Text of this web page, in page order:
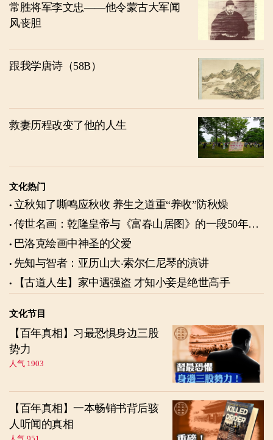
常胜将军李文忠——他令蒙古大军闻
风丧胆
跟我学唐诗（58B）
救妻历程改变了他的人生
文化热门
立秋知了嘶鸣应秋收 养生之道重“养收”防秋燥
传世名画：乾隆皇帝与《富春山居图》的一段50年奇
缘巴洛克绘画中神圣的父爱
先知与智者：亚历山大‧索尔仁尼琴的演讲
【古道人生】家中遇强盗 才知小妾是绝世高手
文化节目
【百年真相】习最恐惧身边三股
势力
人气 1903
【百年真相】一本畅销书背后骇
人听闻的真相